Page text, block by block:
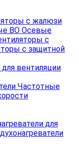
с жалюзи
ВО Осевые
с
с защитной
вентиляции
Частотные
для